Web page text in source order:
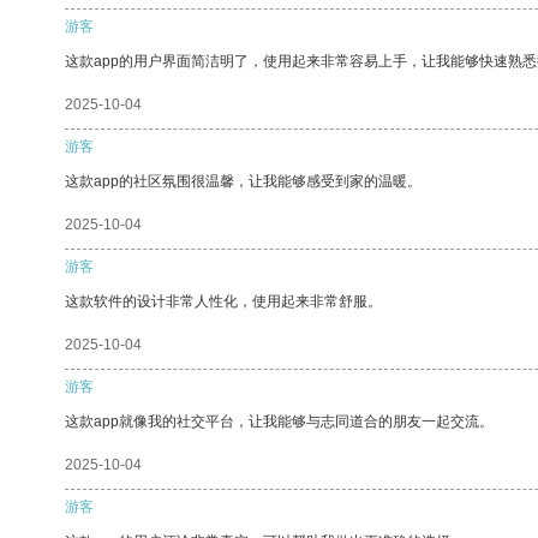
游客
这款app的用户界面简洁明了，使用起来非常容易上手，让我能够快速熟
2025-10-04
游客
这款app的社区氛围很温馨，让我能够感受到家的温暖。
2025-10-04
游客
这款软件的设计非常人性化，使用起来非常舒服。
2025-10-04
游客
这款app就像我的社交平台，让我能够与志同道合的朋友一起交流。
2025-10-04
游客